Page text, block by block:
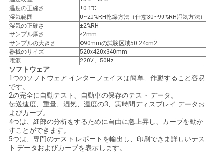
SITEMAP
PRIVACY
POLICY
温度の正確さ
±0.1℃
湿気範囲
0~20%RH乾燥方法（任意30~90%RH湿気方法）
湿気の正確さ
±2%RH
サンプル厚さ
≤2mm
サンプルの大きさ
Φ90mmの試験区域50.24cm2
器械のサイズ
520x420x340mm
電源
220V、50Hz
ソフトウェア
1つのソフトウェア インターフェイスは簡単、作動すること容易
です。
2の完全に自動テスト、自動車の保存のテスト データ。
伝送速度、重量、湿気、温度の3、実時間ディスプレイ データお
よびカーブ。
4つは、細部の分析をするために自由に急上昇し、カーブを動か
すことができます。
5つは、専門のテスト レポートを輸出し、印刷できま詳しいテス
ト データおよびカーブを表示します。